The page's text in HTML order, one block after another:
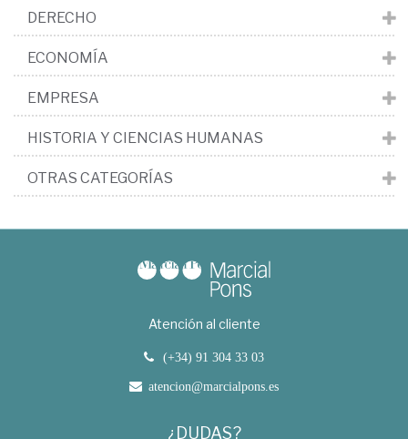
DERECHO
ECONOMÍA
EMPRESA
HISTORIA Y CIENCIAS HUMANAS
OTRAS CATEGORÍAS
Atención al cliente
(+34) 91 304 33 03
atencion@marcialpons.es
¿DUDAS?